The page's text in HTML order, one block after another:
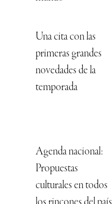
Una cita con las
primeras grandes
novedades de la
temporada
Agenda nacional:
Propuestas
culturales en todos